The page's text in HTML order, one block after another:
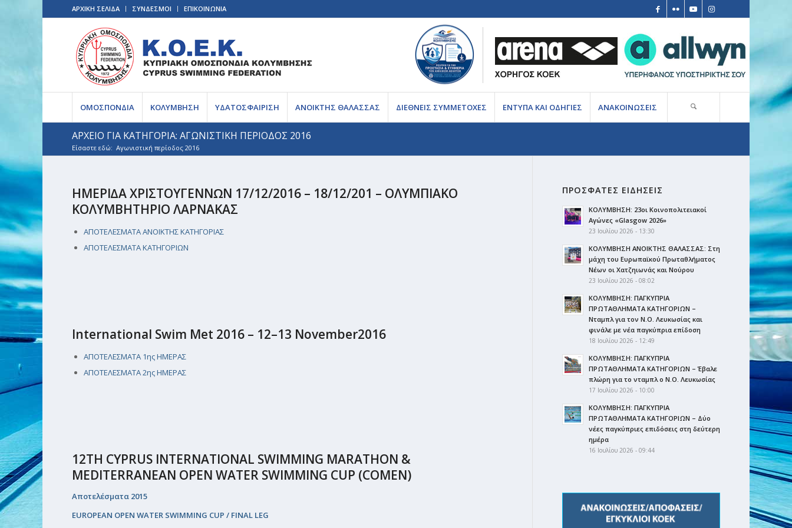
ΑΡΧΙΚΗ ΣΕΛΙΔΑ ΣΥΝΔΕΣΜΟΙ ΕΠΙΚΟΙΝΩΝΙΑ
ΟΜΟΣΠΟΝΔΙΑ ΚΟΛΥΜΒΗΣΗ ΥΔΑΤΟΣΦΑΙΡΙΣΗ ΑΝΟΙΚΤΗΣ ΘΑΛΑΣΣΑΣ ΔΙΕΘΝΕΙΣ ΣΥΜΜΕΤΟΧΕΣ ΕΝΤΥΠΑ ΚΑΙ ΟΔΗΓΙΕΣ ΑΝΑΚΟΙΝΩΣΕΙΣ
ΑΡΧΕΙΟ ΓΙΑ ΚΑΤΗΓΟΡΙΑ: ΑΓΩΝΙΣΤΙΚΗ ΠΕΡΙΟΔΟΣ 2016
Είσαστε εδώ: Αγωνιστική περίοδος 2016
ΗΜΕΡΙ∆Α ΧΡΙΣΤΟΥΓΕΝΝΩΝ 17/12/2016 – 18/12/201 – ΟΛΥΜΠΙΑΚΟ
ΚΟΛΥΜΒΗΤΗΡΙΟ ΛΑΡΝΑΚΑΣ
ΑΠΟΤΕΛΕΣΜΑΤΑ ΑΝΟΙΚΤΗΣ ΚΑΤΗΓΟΡΙΑΣ
ΑΠΟΤΕΛΕΣΜΑΤΑ ΚΑΤΗΓΟΡΙΩN
International Swim Met 2016 – 12–13 Νovember2016
ΑΠΟΤΕΛΕΣΜΑΤΑ 1ης ΗΜΕΡΑΣ
ΑΠΟΤΕΛΕΣΜΑΤΑ 2ης ΗΜΕΡΑΣ
12TH CYPRUS INTERNATIONAL SWIMMING MARATHON &
MEDITERRANEAN OPEN WATER SWIMMING CUP (COMEN)
Αποτελέσματα 2015
EUROPEAN OPEN WATER SWIMMING CUP / FINAL LEG
ΠΡΟΣΦΑΤΕΣ ΕΙΔΗΣΕΙΣ
ΚΟΛΥΜΒΗΣΗ: 23οι Κοινοπολιτειακοί
Αγώνες «Glasgow 2026»
23 Ιουλίου 2026 - 13:30
ΚΟΛΥΜΒΗΣΗ ΑΝΟΙΚΤΗΣ ΘΑΛΑΣΣΑΣ: Στη
μάχη του Ευρωπαϊκού Πρωταθλήματος
Νέων οι Χατζηιωνάς και Νούρου
23 Ιουλίου 2026 - 08:02
ΚΟΛΥΜΒΗΣΗ: ΠΑΓΚΥΠΡΙΑ
ΠΡΩΤΑΘΛΗΜΑΤΑ ΚΑΤΗΓΟΡΙΩΝ –
Νταμπλ για τον Ν.Ο. Λευκωσίας και
φινάλε με νέα παγκύπρια επίδοση
18 Ιουλίου 2026 - 12:49
ΚΟΛΥΜΒΗΣΗ: ΠΑΓΚΥΠΡΙΑ
ΠΡΩΤΑΘΛΗΜΑΤΑ ΚΑΤΗΓΟΡΙΩΝ – Έβαλε
πλώρη για το νταμπλ ο Ν.Ο. Λευκωσίας
17 Ιουλίου 2026 - 10:00
ΚΟΛΥΜΒΗΣΗ: ΠΑΓΚΥΠΡΙΑ
ΠΡΩΤΑΘΛΗΜΑΤΑ ΚΑΤΗΓΟΡΙΩΝ – Δύο
νέες παγκύπριες επιδόσεις στη δεύτερη
ημέρα
16 Ιουλίου 2026 - 09:44